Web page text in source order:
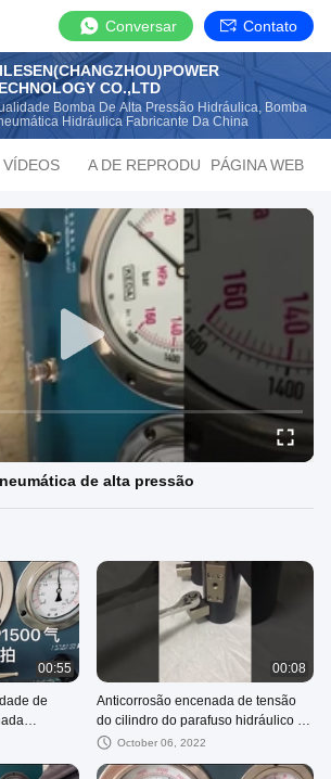
Conversar Contato
CO.,LTD
Bomba De Alta Pressão Hidráulica, Bomba
Hidráulica Fabricante Da China
VÍDEOSLISTA DE REPRODUÇÃOPÁGINA WEB
de alta pressão
00:55
de
de
00:08
Anticorrosão encenada de tensão
do cilindro do parafuso hidráulico de
322 KN multi
October 06, 2022